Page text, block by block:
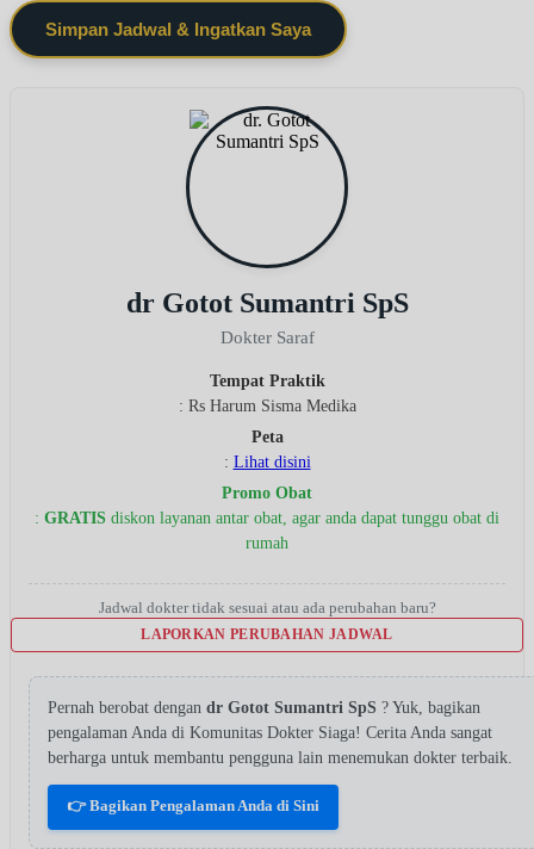
Simpan Jadwal & Ingatkan Saya
dr Gotot Sumantri SpS
Dokter Saraf
Tempat Praktik
: Rs Harum Sisma Medika
Peta
: Lihat disini
Promo Obat
: GRATIS diskon layanan antar obat, agar anda dapat tunggu obat di
rumah
Jadwal dokter tidak sesuai atau ada perubahan baru?
LAPORKAN PERUBAHAN JADWAL
Pernah berobat dengan dr Gotot Sumantri SpS ? Yuk, bagikan
pengalaman Anda di Komunitas Dokter Siaga! Cerita Anda sangat
berharga untuk membantu pengguna lain menemukan dokter terbaik.
👉 Bagikan Pengalaman Anda di Sini